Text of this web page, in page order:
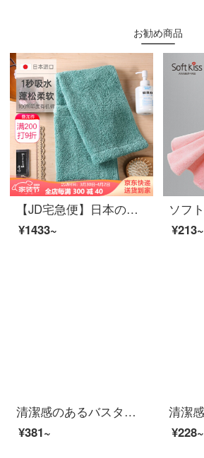
お勧め商品
【JD宅急便】日本のオリジナル商品の輸入浅野の洗顔タオル、綿のタオル5つ星ホテルのタオルの柔らかさと厚いタオルの毛が落ちない32*85 cmの清水藍有機綿32*85 cm
¥1433~
¥213~
清潔感のあるバスタオルA類の純綿を厚くしました。柔らかな吸水で肌になじみやすい肌色の男女共通の一枚の服140*70 cm 375 gの紺の灰色を使います。
¥381~
¥228~